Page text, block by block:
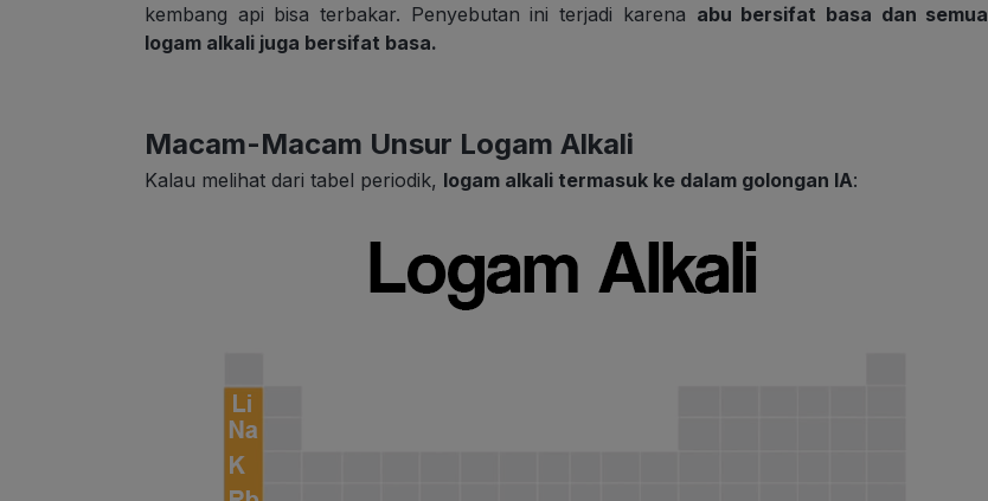
kembang api bisa terbakar. Penyebutan ini terjadi karena abu bersifat basa dan semua
logam alkali juga bersifat basa.
Macam-Macam Unsur Logam Alkali
Kalau melihat dari tabel periodik, logam alkali termasuk ke dalam golongan IA: